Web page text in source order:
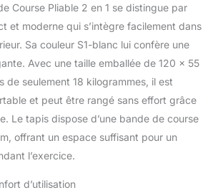
Course Pliable 2 en 1 se distingue par
et moderne qui s’intègre facilement dans
Sa couleur S1-blanc lui confère une
Avec une taille emballée de 120 × 55
de seulement 18 kilogrammes, il est
et peut être rangé sans effort grâce
Le tapis dispose d’une bande de course
offrant un espace suffisant pour un
l’exercice.
d’utilisation